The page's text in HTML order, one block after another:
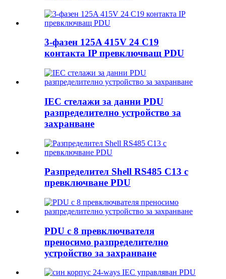
3-фазен 125A 415V 24 C19
контакта IP превключващ PDU
IEC стелажи за данни PDU
разпределително устройство за
захранване
Разпределител Shell RS485 C13 с
превключване PDU
PDU с 8 превключвателя
преносимо разпределително
устройство за захранване